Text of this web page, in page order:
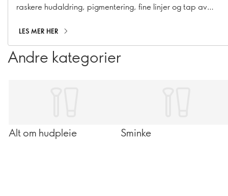
raskere hudaldring, pigmentering, fine linjer og tap av
året. Med våre suncare-favoritter gjør du SPF til en enkel
del av rutinen. Tenk solkrem, fuktighetskrem med SPF og
makeup med beskyttelse som både føles bra på huden
og gir den glowen du vil ha.
LES MER HER
Andre kategorier
Alt om hudpleie Sminke